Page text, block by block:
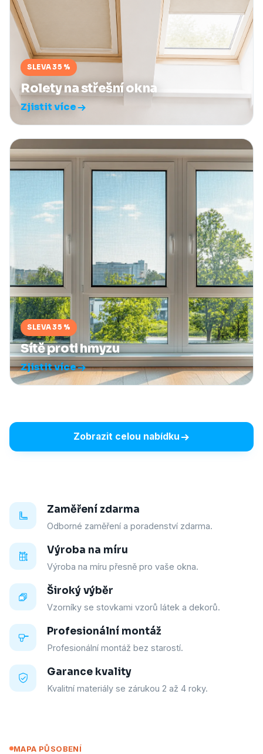
SLEVA 35 %
Rolety na střešní okna
Zjistit více
SLEVA 35 %
Sítě proti hmyzu
Zjistit více
Zobrazit celou nabídku
Zaměření zdarma
Odborné zaměření a poradenství zdarma.
Výroba na míru
Výroba na míru přesně pro vaše okna.
Široký výběr
Vzorníky se stovkami vzorů látek a dekorů.
Profesionální montáž
Profesionální montáž bez starostí.
Garance kvality
Kvalitní materiály se zárukou 2 až 4 roky.
MAPA PŮSOBENÍ